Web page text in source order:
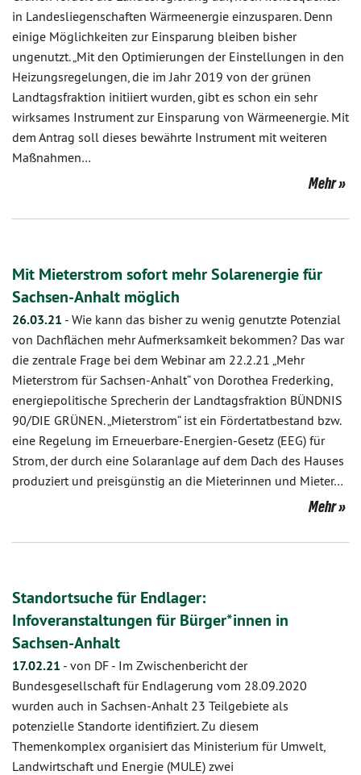
in Landesliegenschaften Wärmeenergie einzusparen. Denn
einige Möglichkeiten zur Einsparung bleiben bisher
ungenutzt. „Mit den Optimierungen der Einstellungen in den
Heizungsregelungen, die im Jahr 2019 von der grünen
Landtagsfraktion initiiert wurden, gibt es schon ein sehr
wirksames Instrument zur Einsparung von Wärmeenergie. Mit
dem Antrag soll dieses bewährte Instrument mit weiteren
Maßnahmen…
Mehr
Mit Mieterstrom sofort mehr Solarenergie für
Sachsen-Anhalt möglich
26.03.21 - Wie kann das bisher zu wenig genutzte Potenzial
von Dachflächen mehr Aufmerksamkeit bekommen? Das war
die zentrale Frage bei dem Webinar am 22.2.21 „Mehr
Mieterstrom für Sachsen-Anhalt“ von Dorothea Frederking,
energiepolitische Sprecherin der Landtagsfraktion BÜNDNIS
90/DIE GRÜNEN. „Mieterstrom“ ist ein Fördertatbestand bzw.
eine Regelung im Erneuerbare-Energien-Gesetz (EEG) für
Strom, der durch eine Solaranlage auf dem Dach des Hauses
produziert und preisgünstig an die Mieterinnen und Mieter…
Mehr
Standortsuche für Endlager:
Infoveranstaltungen für Bürger*innen in
Sachsen-Anhalt
17.02.21 - von DF - Im Zwischenbericht der
Bundesgesellschaft für Endlagerung vom 28.09.2020
wurden auch in Sachsen-Anhalt 23 Teilgebiete als
potenzielle Standorte identifiziert. Zu diesem
Themenkomplex organisiert das Ministerium für Umwelt,
Landwirtschaft und Energie (MULE) zwei